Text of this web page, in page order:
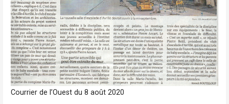
Courrier de l’Ouest du 8 août 2020